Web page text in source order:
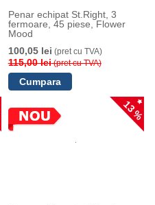
Penar echipat St.Right, 3
fermoare, 45 piese, Flower
Mood
100,05 lei (pret cu TVA)
115,00 lei(pret cu TVA)
13 %